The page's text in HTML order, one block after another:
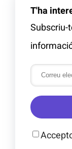
T'ha
Subscriu-